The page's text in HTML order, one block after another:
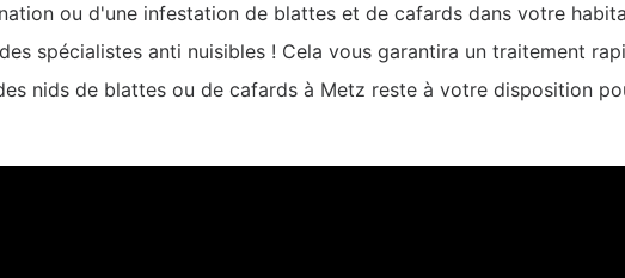
ou d'une infestation de blattes et de cafards dans votre
spécialistes anti nuisibles ! Cela vous garantira un traitement
nids de blattes ou de cafards à Metz reste à votre disposition